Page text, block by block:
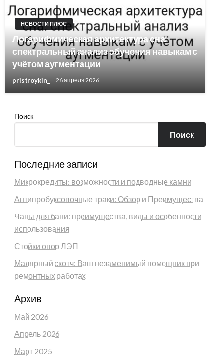
НОВОСТИ ПЛЮС
Логарифмическая архитектура сна:
спектральный анализ обучения навыкам с
учётом аугментации
pristroykin_ 26 апреля 2026
Поиск
Поиск
Последние записи
Микрокредиты: возможности и подводные камни
Антипробуксовочные траки: Обзор и Преимущества
Чаны для бани: преимущества, виды и особенности
использования
Стойки опор ЛЭП
Малярный скотч: Ваш незаменимый помощник при
ремонтных работах
Архив
Май 2026
Апрель 2026
Март 2025